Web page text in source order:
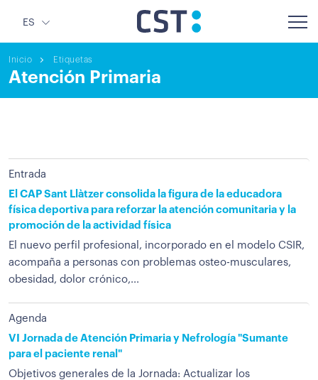
ES
Inicio Etiquetas
Atención Primaria
Entrada
El CAP Sant Llàtzer consolida la figura de la educadora
física deportiva para reforzar la atención comunitaria y la
promoción de la actividad física
El nuevo perfil profesional, incorporado en el modelo CSIR,
acompaña a personas con problemas osteo-musculares,
obesidad, dolor crónico,...
Agenda
VI Jornada de Atención Primaria y Nefrología "Sumante
para el paciente renal"
Objetivos generales de la Jornada: Actualizar los